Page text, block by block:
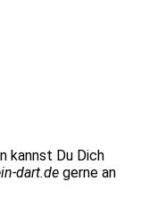
kannst Du Dich
dart.de gerne an